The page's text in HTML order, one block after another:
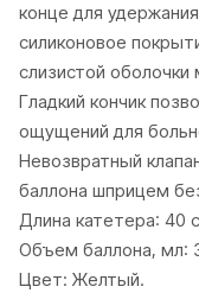
конце для
силиконовое
слизистой оболочки
Гладкий кончик
ощущений для
Невозвратный
баллона шприцем
Длина катетера: 40
Объем баллона, мл:
Цвет: Желтый.